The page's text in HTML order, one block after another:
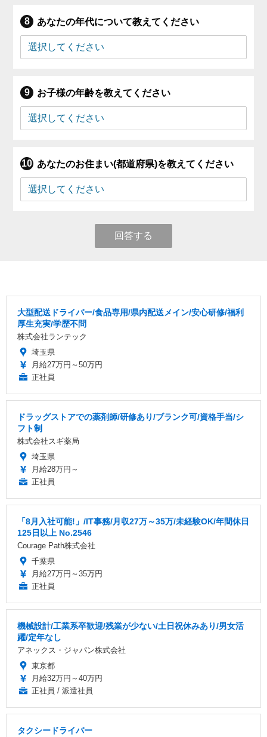
あなたの年代について教えてください
お子様の年齢を教えてください
あなたのお住まい(都道府県)を教えてください
回答する
大型配送ドライバー/食品専用/県内配送メイン/安心研修/福利
厚生充実/学歴不問
株式会社ランテック
埼玉県
月給27万円～50万円
正社員
ドラッグストアでの薬剤師/研修あり/ブランク可/資格手当/シ
フト制
株式会社スギ薬局
埼玉県
月給28万円～
正社員
「8月入社可能!」/IT事務/月収27万～35万/未経験OK/年間休日
125日以上 No.2546
Courage Path株式会社
千葉県
月給27万円～35万円
正社員
機械設計/工業系卒歓迎/残業が少ない/土日祝休みあり/男女活
躍/定年なし
アネックス・ジャパン株式会社
東京都
月給32万円～40万円
正社員 / 派遣社員
タクシードライバー